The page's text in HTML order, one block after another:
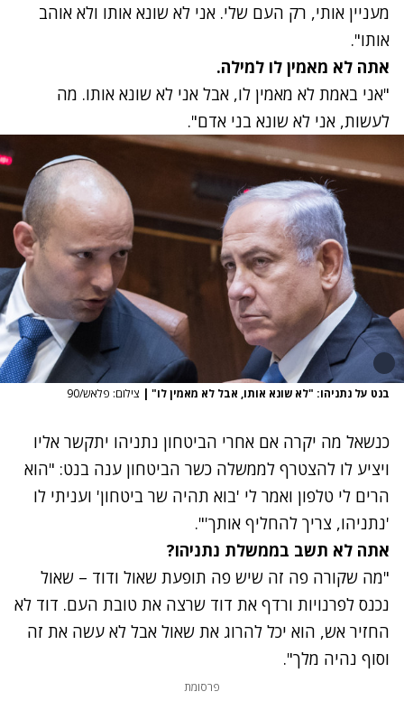
מעניין אותי, רק העם שלי. אני לא שונא אותו ולא אוהב
אותו".
אתה לא מאמין לו למילה.
"אני באמת לא מאמין לו, אבל אני לא שונא אותו. מה
לעשות, אני לא שונא בני אדם".
בנט על נתניהו: "לא שונא אותו, אבל לא מאמין לו" | צילום: פלאש/90
כנשאל מה יקרה אם אחרי הביטחון נתניהו יתקשר אליו
ויציע לו להצטרף לממשלה כשר הביטחון ענה בנט: "הוא
הרים לי טלפון ואמר לי 'בוא תהיה שר ביטחון' ועניתי לו
'נתניהו, צריך להחליף אותך'".
אתה לא תשב בממשלת נתניהו?
"מה שקורה פה זה שיש פה תופעת שאול ודוד – שאול
נכנס לפרנויות ורדף את דוד שרצה את טובת העם. דוד לא
החזיר אש, הוא יכל להרוג את שאול אבל לא עשה את זה
וסוף נהיה מלך".
פרסומת